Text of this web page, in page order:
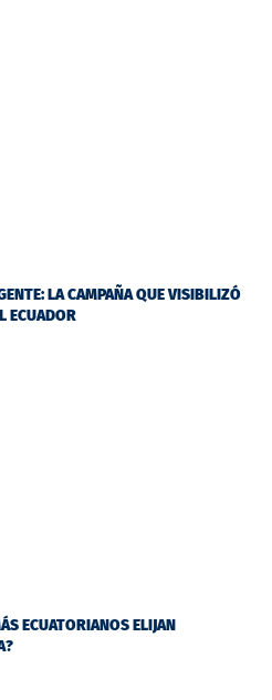
LA CAMPAÑA QUE VISIBILIZÓ
ECUADOR
ECUATORIANOS ELIJAN